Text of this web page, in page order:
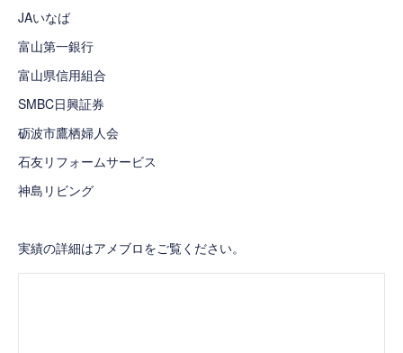
JAいなば
富山第一銀行
富山県信用組合
SMBC日興証券
砺波市鷹栖婦人会
石友リフォームサービス
神島リビング
実績の詳細はアメブロをご覧ください。